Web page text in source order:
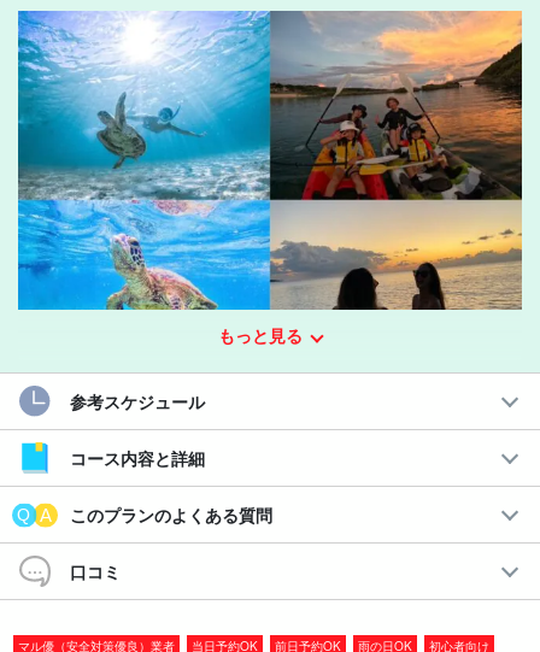
シュノーケリング＆サンセットSUPorカヌー
『宮古ブルー』の青く透き通った海を午後から夕方まで満喫しち
ゃおう☆
宮古島に来たらぜひ体験したいSUPorカヌー、そしてシュノーケ
もっと見る
参考スケジュール
コース内容と詳細
このプランのよくある質問
口コミ
マル優（安全対策優良）業者 当日予約OK 前日予約OK 雨の日OK
初心者向け